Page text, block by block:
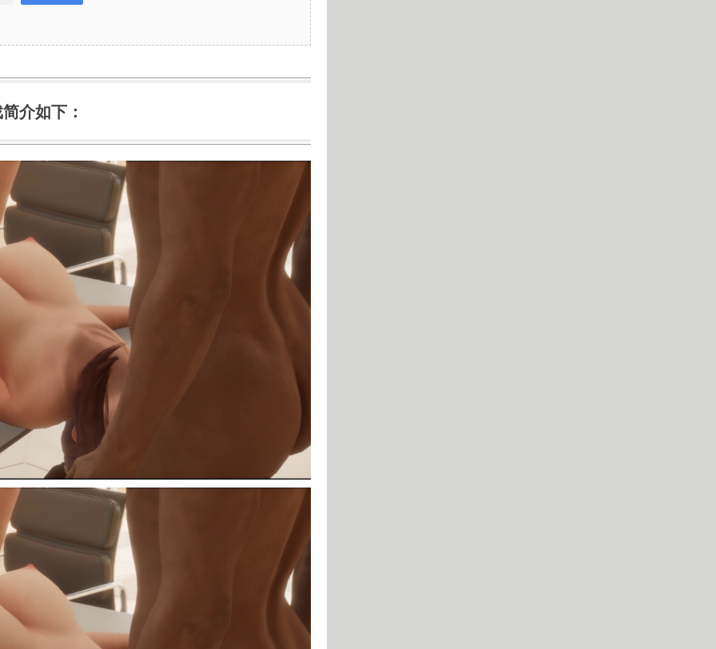
给新作限定打赏
介如下：